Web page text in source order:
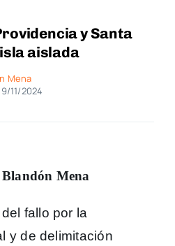
y Santa
aislada
Mena
11/2024
Mena
fallo por la
y de delimitación